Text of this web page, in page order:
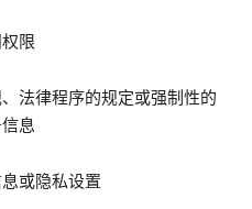
限
法律程序的规定或强制性的
息
或隐私设置